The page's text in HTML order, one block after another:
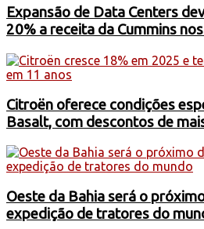
Expansão de Data Centers
20% a receita da Cummins
Citroën oferece condições
Basalt, com descontos de
Oeste da Bahia será o
expedição de tratores do